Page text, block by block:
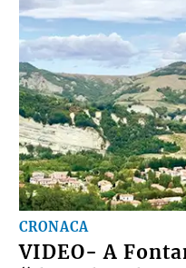
CRONACA
VIDEO- A